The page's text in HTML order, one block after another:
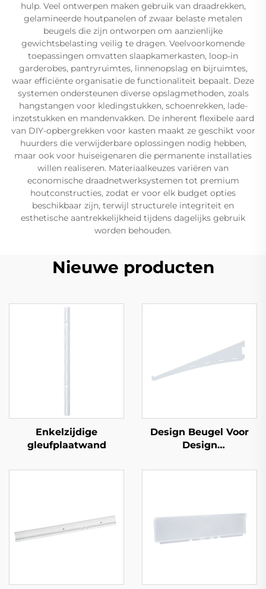
hulp. Veel ontwerpen maken gebruik van draadrekken,
gelamineerde houtpanelen of zwaar belaste metalen
beugels die zijn ontworpen om aanzienlijke
gewichtsbelasting veilig te dragen. Veelvoorkomende
toepassingen omvatten slaapkamerkasten, loop-in
garderobes, pantryruimtes, linnenopslag en bijruimtes,
waar efficiënte organisatie de functionaliteit bepaalt. Deze
systemen ondersteunen diverse opslagmethoden, zoals
hangstangen voor kledingstukken, schoenrekken, lade-
inzetstukken en mandenvakken. De inherent flexibele aard
van DIY-opbergrekken voor kasten maakt ze geschikt voor
huurders die verwijderbare oplossingen nodig hebben,
maar ook voor huiseigenaren die permanente installaties
willen realiseren. Materiaalkeuzes variëren van
economische draadnetwerksystemen tot premium
houtconstructies, zodat er voor elk budget opties
beschikbaar zijn, terwijl structurele integriteit en
esthetische aantrekkelijkheid tijdens dagelijks gebruik
worden behouden.
Nieuwe producten
Enkelzijdige
gleufplaatwand
Design Beugel Voor
Design